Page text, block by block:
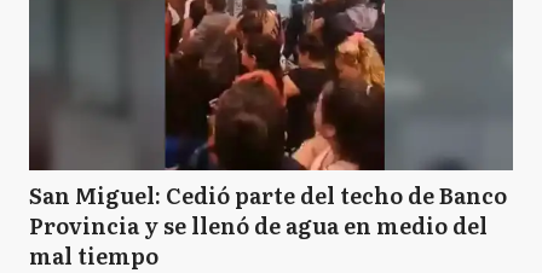
San Miguel: Cedió parte del techo de Banco
Provincia y se llenó de agua en medio del
mal tiempo